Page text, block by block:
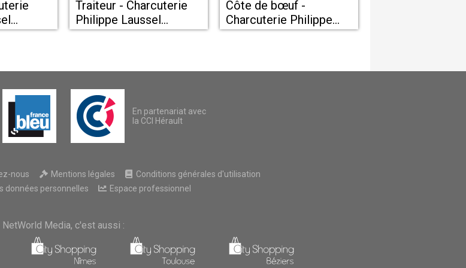
Traiteur - Charcuterie
Philippe Laussel
Clermont l'Hérault
Côte de bœuf -
Charcuterie Philippe
Laussel Clermont
En partenariat avec
la CCI Hérault
nous Mentions légales
Conditions générales d'utilisation
données personnelles
Espace professionnel
NetWorld Media, c'est aussi :